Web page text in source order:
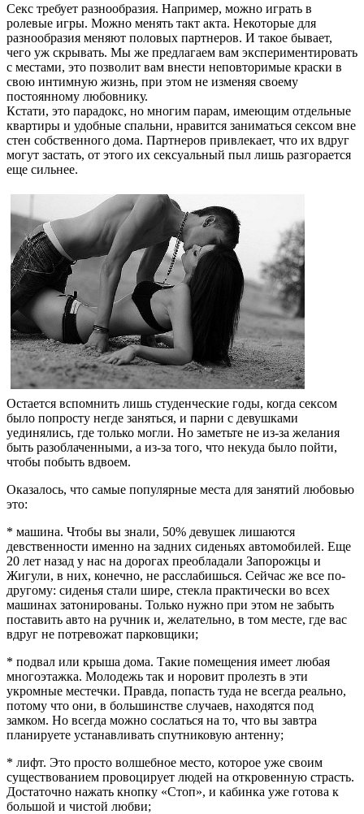
Секс требует разнообразия. Например, можно играть в
ролевые игры. Можно менять такт акта. Некоторые для
разнообразия меняют половых партнеров. И такое бывает,
чего уж скрывать. Мы же предлагаем вам экспериментировать
с местами, это позволит вам внести неповторимые краски в
свою интимную жизнь, при этом не изменяя своему
постоянному любовнику.
Кстати, это парадокс, но многим парам, имеющим отдельные
квартиры и удобные спальни, нравится заниматься сексом вне
стен собственного дома. Партнеров привлекает, что их вдруг
могут застать, от этого их сексуальный пыл лишь разгорается
еще сильнее.
Остается вспомнить лишь студенческие годы, когда сексом
было попросту негде заняться, и парни с девушками
уединялись, где только могли. Но заметьте не из-за желания
быть разоблаченными, а из-за того, что некуда было пойти,
чтобы побыть вдвоем.
Оказалось, что самые популярные места для занятий любовью
это:
* машина. Чтобы вы знали, 50% девушек лишаются
девственности именно на задних сиденьях автомобилей. Еще
20 лет назад у нас на дорогах преобладали Запорожцы и
Жигули, в них, конечно, не расслабишься. Сейчас же все по-
другому: сиденья стали шире, стекла практически во всех
машинах затонированы. Только нужно при этом не забыть
поставить авто на ручник и, желательно, в том месте, где вас
вдруг не потревожат парковщики;
* подвал или крыша дома. Такие помещения имеет любая
многоэтажка. Молодежь так и норовит пролезть в эти
укромные местечки. Правда, попасть туда не всегда реально,
потому что они, в большинстве случаев, находятся под
замком. Но всегда можно сослаться на то, что вы завтра
планируете устанавливать спутниковую антенну;
* лифт. Это просто волшебное место, которое уже своим
существованием провоцирует людей на откровенную страсть.
Достаточно нажать кнопку «Стоп», и кабинка уже готова к
большой и чистой любви;